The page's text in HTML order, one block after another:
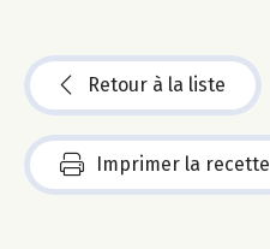
Retour à la liste
Imprimer la recette